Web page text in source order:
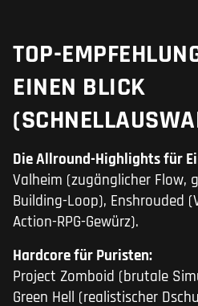
TOP-
EINEN BLICK
Die Allround-Highlights für
Valheim (zugänglicher Flow,
Building-Loop), Enshrouded
Action-RPG-Gewürz).
Hardcore für Puristen:
Project Zomboid (brutale
Green Hell (realistischer